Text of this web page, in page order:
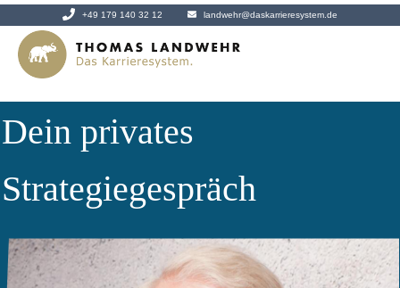
+49 179 140 32 12 landwehr@daskarrieresystem.de
Dein privates
Strategiegespräch